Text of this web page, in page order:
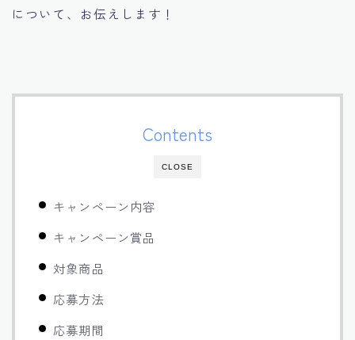
について、お伝えします！
CLOSE
Contents
キャンペーン内容
キャンペーン賞品
対象商品
応募方法
応募期間